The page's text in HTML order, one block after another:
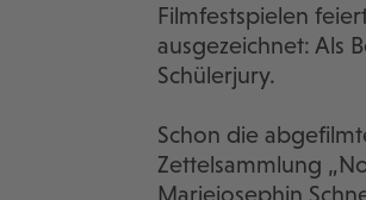
Filmfestspielen
ausgezeichnet: Als
Schülerjury.
Schon die
Zettelsammlung
Mariejosephin